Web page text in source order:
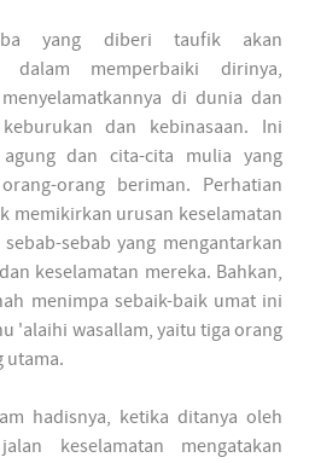
yang diberi taufik akan
dalam memperbaiki dirinya,
di dunia dan
dan kebinasaan. Ini
dan cita-cita mulia yang
orang beriman. Perhatian
memikirkan urusan keselamatan
sebab yang mengantarkan
keselamatan mereka. Bahkan,
menimpa sebaik-baik umat ini
'alaihi wasallam, yaitu tiga orang
utama.
hadisnya, ketika ditanya oleh
keselamatan mengatakan